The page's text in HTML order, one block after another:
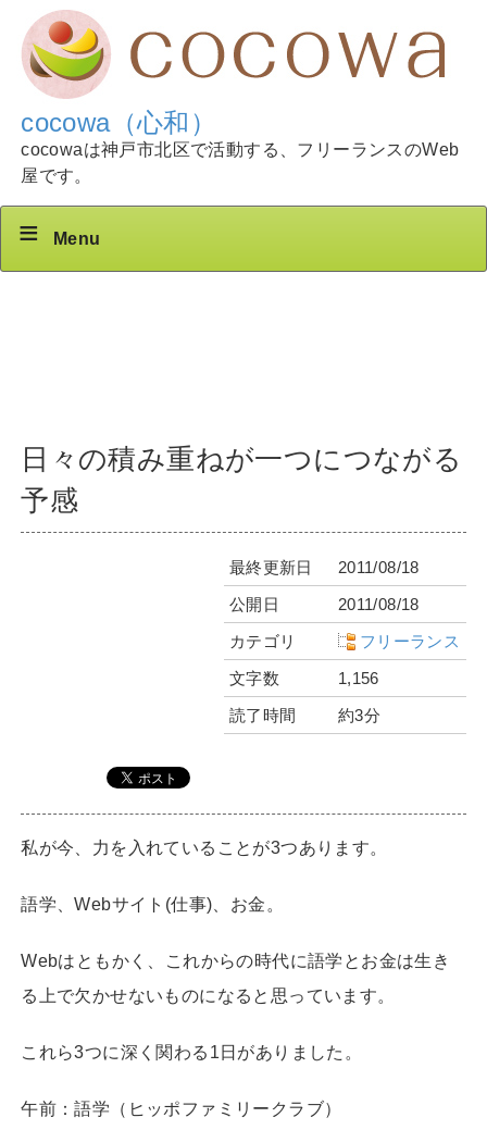
cocowa（心和）
cocowaは神戸市北区で活動する、フリーランスのWeb
屋です。
Menu
日々の積み重ねが一つにつながる
予感
最終更新日
2011/08/18
公開日
2011/08/18
カテゴリ
フリーランス
文字数
1,156
読了時間
約3分
私が今、力を入れていることが3つあります。
語学、Webサイト(仕事)、お金。
Webはともかく、これからの時代に語学とお金は生き
る上で欠かせないものになると思っています。
これら3つに深く関わる1日がありました。
午前：語学（ヒッポファミリークラブ）